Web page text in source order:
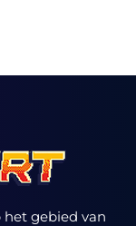
gebied van